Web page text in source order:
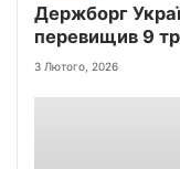
Держборг
перевищив 9
3 Лютого, 2026